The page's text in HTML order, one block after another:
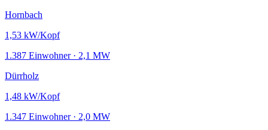
Hornbach
1,53 kW/Kopf
1.387 Einwohner · 2,1 MW
Dürrholz
1,48 kW/Kopf
1.347 Einwohner · 2,0 MW